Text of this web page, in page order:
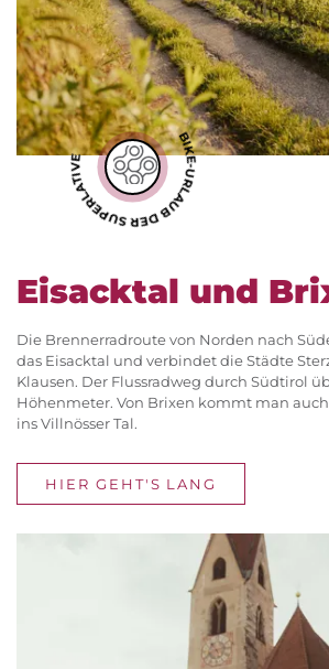
BIKE-URLAUB DER SUPERLATIVE
Eisacktal und
Die Brennerradroute von Norden nach
das Eisacktal und verbindet die Städte
Klausen. Der Flussradweg durch Südtirol
Höhenmeter. Von Brixen kommt man
ins Villnösser Tal.
HIER GEHT'S LANG